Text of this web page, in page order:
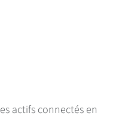
actifs connectés en